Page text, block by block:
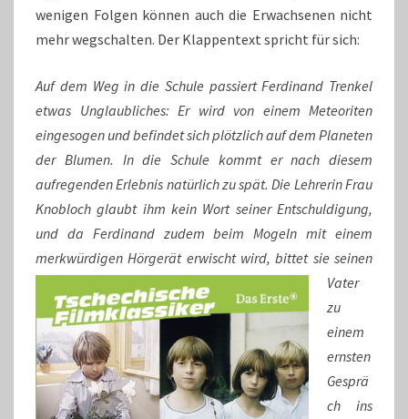
wenigen Folgen können auch die Erwachsenen nicht
mehr wegschalten. Der Klappentext spricht für sich:
Auf dem Weg in die Schule passiert Ferdinand Trenkel
etwas Unglaubliches: Er wird von einem Meteoriten
eingesogen und befindet sich plötzlich auf dem Planeten
der Blumen. In die Schule kommt er nach diesem
aufregenden Erlebnis natürlich zu spät. Die Lehrerin Frau
Knobloch glaubt ihm kein Wort seiner Entschuldigung,
und da Ferdinand zudem beim Mogeln mit einem
merkwürdigen Hörgerät erwischt wird, bittet sie seinen
Vater
zu
einem
ernsten
Gesprä
ch ins